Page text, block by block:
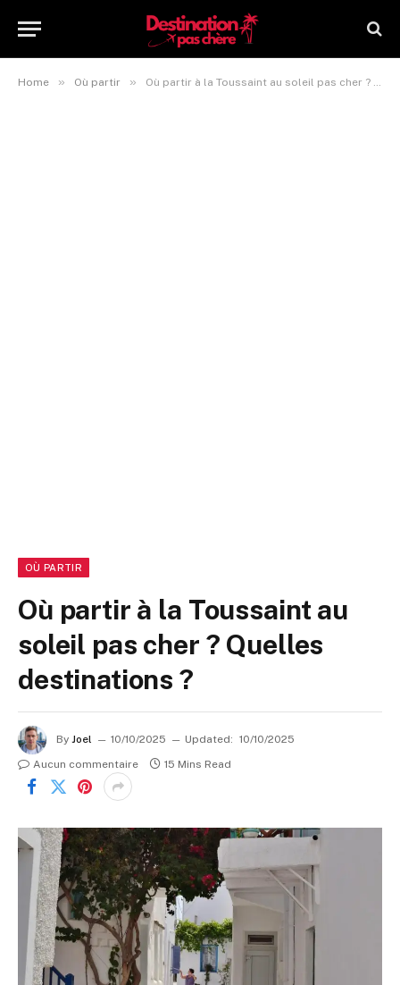
Home » Où partir » Où partir à la Toussaint au soleil pas cher ? Quelles destinations ?
OÙ PARTIR
Où partir à la Toussaint au
soleil pas cher ? Quelles
destinations ?
By Joel 10/10/2025 Updated: 10/10/2025
Aucun commentaire
15 Mins Read